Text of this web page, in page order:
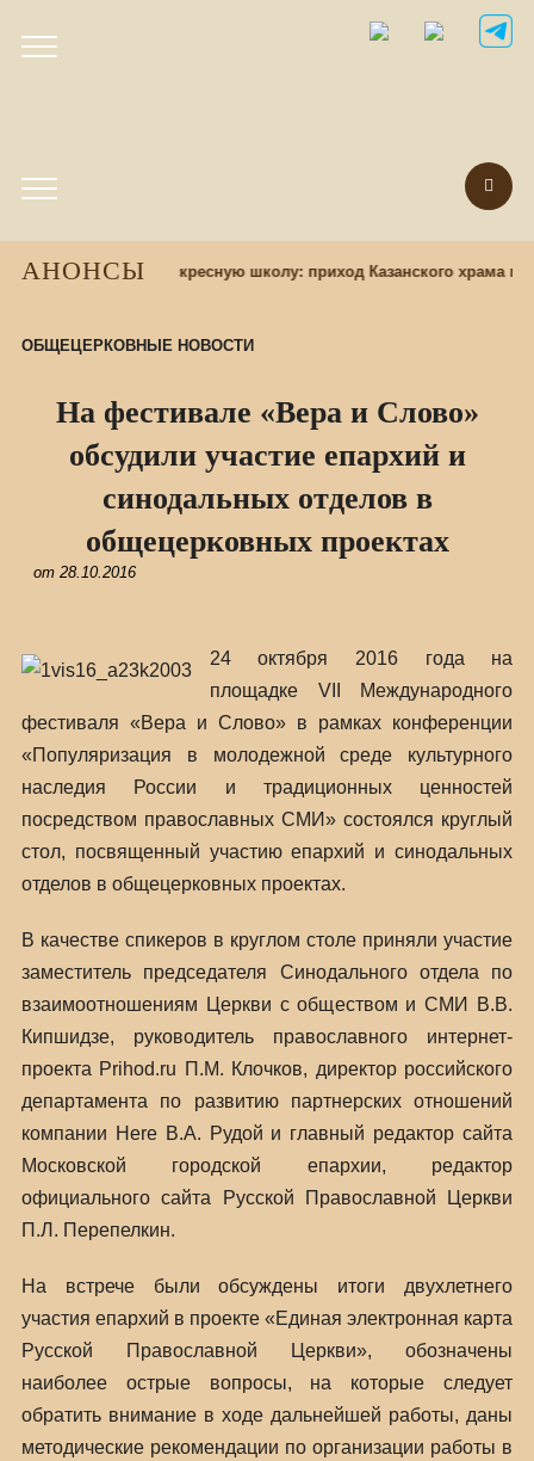
АНОНСЫ
учащихся в воскресную школу: приход Казанского храма
ОБЩЕЦЕРКОВНЫЕ НОВОСТИ
На фестивале «Вера и Слово»
обсудили участие епархий и
синодальных отделов в
общецерковных проектах
от 28.10.2016
24 октября 2016 года на
площадке VII Международного
фестиваля «Вера и Слово» в рамках конференции
«Популяризация в молодежной среде культурного
наследия России и традиционных ценностей
посредством православных СМИ» состоялся круглый
стол, посвященный участию епархий и синодальных
отделов в общецерковных проектах.
В качестве спикеров в круглом столе приняли участие
заместитель председателя Синодального отдела по
взаимоотношениям Церкви с обществом и СМИ В.В.
Кипшидзе, руководитель православного интернет-
проекта Prihod.ru П.М. Клочков, директор российского
департамента по развитию партнерских отношений
компании Here В.А. Рудой и главный редактор сайта
Московской городской епархии, редактор
официального сайта Русской Православной Церкви
П.Л. Перепелкин.
На встрече были обсуждены итоги двухлетнего
участия епархий в проекте «Единая электронная карта
Русской Православной Церкви», обозначены
наиболее острые вопросы, на которые следует
обратить внимание в ходе дальнейшей работы, даны
методические рекомендации по организации работы в